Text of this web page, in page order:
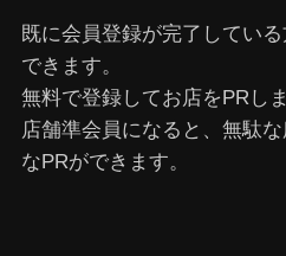
既に会員登録が完了してい
できます。
無料で登録してお店をPRし
店舗準会員になると、無駄
なPRができます。